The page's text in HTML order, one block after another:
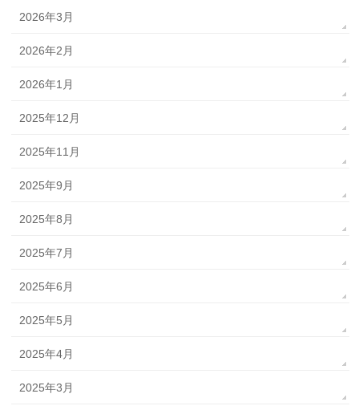
2026年3月
2026年2月
2026年1月
2025年12月
2025年11月
2025年9月
2025年8月
2025年7月
2025年6月
2025年5月
2025年4月
2025年3月